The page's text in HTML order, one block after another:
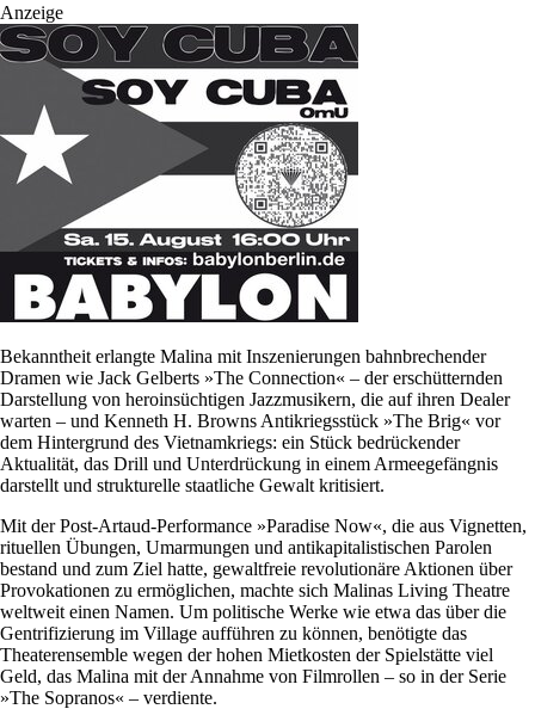
Anzeige
Bekanntheit erlangte Malina mit Inszenierungen bahnbrechender
Dramen wie Jack Gelberts »The Connection« – der erschütternden
Darstellung von heroinsüchtigen Jazzmusikern, die auf ihren Dealer
warten – und Kenneth H. Browns Antikriegsstück »The Brig« vor
dem Hintergrund des Vietnamkriegs: ein Stück bedrückender
Aktualität, das Drill und Unterdrückung in einem Armeegefängnis
darstellt und strukturelle staatliche Gewalt kritisiert.
Mit der Post-Artaud-Performance »Paradise Now«, die aus Vignetten,
rituellen Übungen, Umarmungen und antikapitalistischen Parolen
bestand und zum Ziel hatte, gewaltfreie revolutionäre Aktionen über
Provokationen zu ermöglichen, machte sich Malinas Living Theatre
weltweit einen Namen. Um politische Werke wie etwa das über die
Gentrifizierung im Village aufführen zu können, benötigte das
Theaterensemble wegen der hohen Mietkosten der Spielstätte viel
Geld, das Malina mit der Annahme von Filmrollen – so in der Serie
»The Sopranos« – verdiente.